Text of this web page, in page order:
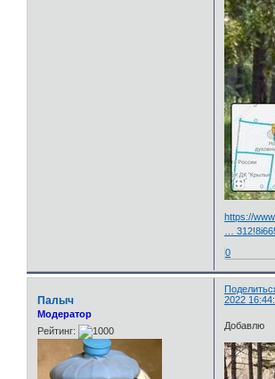
https://
…
0
2022
Палыч
Модератор
Рейтинг:
Добавлю